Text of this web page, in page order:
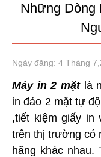
Những Dòng
Ngày đăng: 4 Tháng
Máy in 2 mặtlà
in đảo 2 mặt tự
,tiết kiệm giấy in
trên thị trường có
hãng khác nhau.